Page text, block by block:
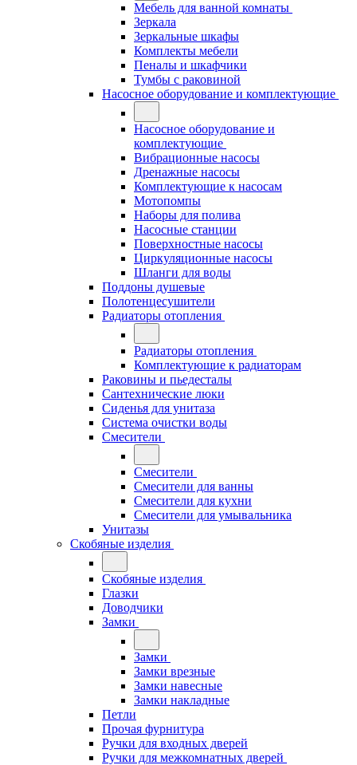
Мебель для ванной комнаты
Зеркала
Зеркальные шкафы
Комплекты мебели
Пеналы и шкафчики
Тумбы с раковиной
Насосное оборудование и комплектующие
Насосное оборудование и
комплектующие
Вибрационные насосы
Дренажные насосы
Комплектующие к насосам
Мотопомпы
Наборы для полива
Насосные станции
Поверхностные насосы
Циркуляционные насосы
Шланги для воды
Поддоны душевые
Полотенцесушители
Радиаторы отопления
Радиаторы отопления
Комплектующие к радиаторам
Раковины и пьедесталы
Сантехнические люки
Сиденья для унитаза
Система очистки воды
Смесители
Смесители
Смесители для ванны
Смесители для кухни
Смесители для умывальника
Унитазы
Скобяные изделия
Скобяные изделия
Глазки
Доводчики
Замки
Замки
Замки врезные
Замки навесные
Замки накладные
Петли
Прочая фурнитура
Ручки для входных дверей
Ручки для межкомнатных дверей